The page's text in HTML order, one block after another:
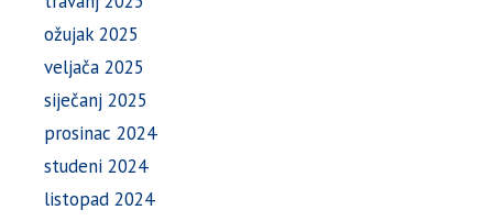
ožujak 2025
veljača 2025
siječanj 2025
prosinac 2024
studeni 2024
listopad 2024